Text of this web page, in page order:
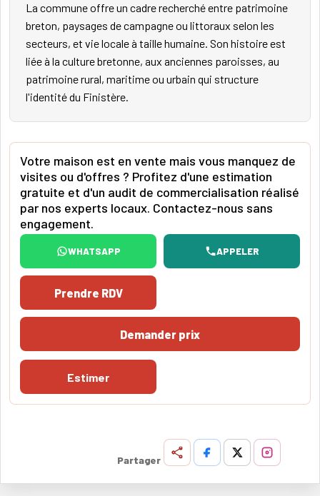
La commune offre un cadre recherché entre patrimoine
breton, paysages de campagne ou littoraux selon les
secteurs, et vie locale à taille humaine. Son histoire est
liée à la culture bretonne, aux anciennes paroisses, au
patrimoine rural, maritime ou urbain qui structure
l'identité du Finistère.
Votre maison est en vente mais vous manquez de
visites ou d'offres ? Profitez d'une estimation
gratuite et d'un audit de commercialisation réalisé
par nos experts locaux. Contactez-nous sans
engagement.
WHATSAPP APPELER
Prendre RDV
Demander prix
Estimer
Partager